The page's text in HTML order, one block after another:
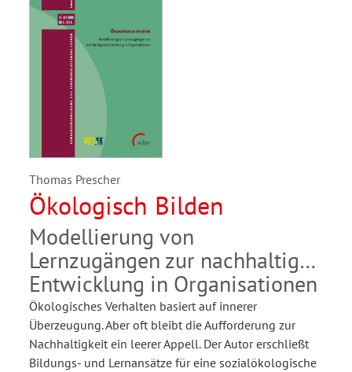
Thomas Prescher
Ökologisch Bilden
Modellierung von
Lernzugängen zur nachhaltigen
Entwicklung in Organisationen
Ökologisches Verhalten basiert auf innerer
Überzeugung. Aber oft bleibt die Aufforderung zur
Nachhaltigkeit ein leerer Appell. Der Autor erschließt
Bildungs- und Lernansätze für eine sozialökologische